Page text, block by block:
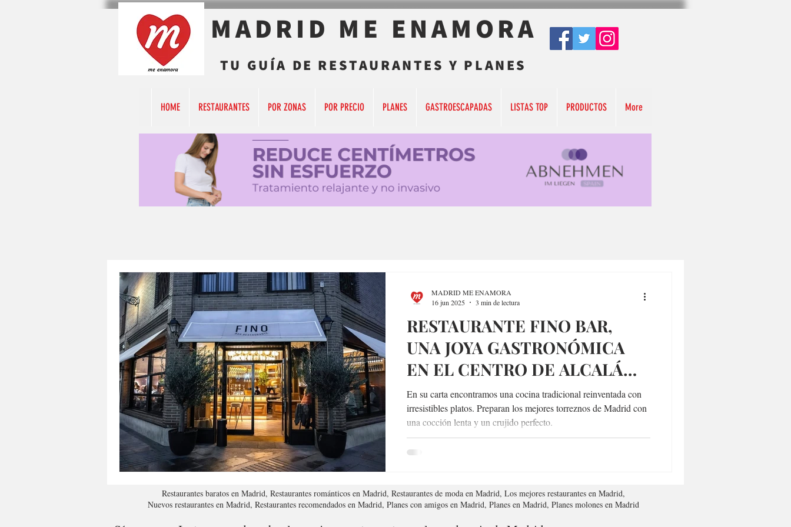
MADRID ME ENAMORA
TU GUÍA DE RESTAURANTES Y PLANES
HOME RESTAURANTES POR ZONAS POR PRECIO PLANES GASTROESCAPADAS LISTAS TOP PRODUCTOS More
RESTAURANTE FINO BAR,
UNA JOYA GASTRONÓMICA
EN EL CENTRO DE ALCALÁ
DE HENARES
En su carta encontramos una cocina tradicional reinventada con
irresistibles platos. Preparan los mejores torreznos de Madrid con
una cocción lenta y un crujido perfecto.
MADRID ME ENAMORA
16 jun 2025
3 min de lectura
Restaurantes baratos en Madrid, Restaurantes románticos en Madrid, Restaurantes de moda en Madrid, Los mejores restaurantes en Madrid,
Nuevos restaurantes en Madrid, Restaurantes recomendados en Madrid, Planes con amigos en Madrid, Planes en Madrid, Planes molones en Madrid